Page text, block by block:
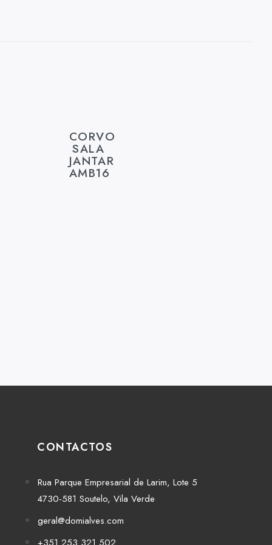
CORVO
SALA
JANTAR
AMB16
CONTACTOS
Rua Parque Empresarial de Larim, Lote 5
4730-581 Soutelo, Vila Verde
geral@domialves.com